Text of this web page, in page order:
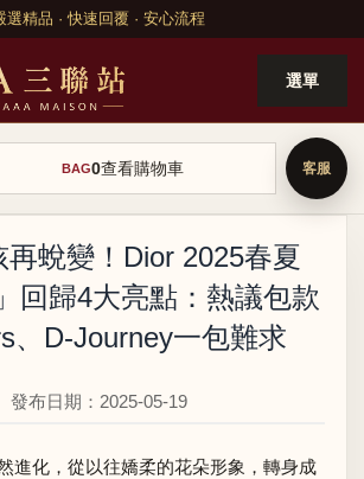
選精品 · 快速回覆 · 安心流程
選單
BAG0查看購物車
再蛻變！Dior 2025春夏
回歸4大亮點：熱議包款
、D-Journey一包難求
發布日期：2025-05-19
進化，從以往嬌柔的花朵形象，轉身成